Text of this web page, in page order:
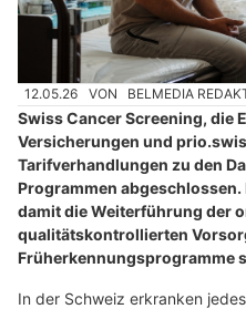
12.05.26 VON BELMEDIA
Swiss Cancer Screening, die
Versicherungen und
Tarifverhandlungen zu den
Programmen
damit die Weiterführung der
qualitätskontrollierten
Früherkennungsprogramme
In der Schweiz erkranken